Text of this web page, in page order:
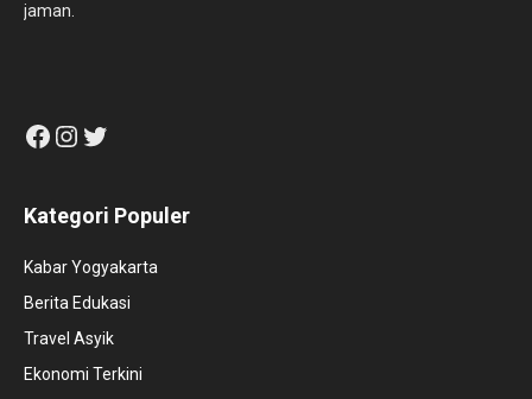
jaman.
Facebook
Instagram
Twitter
Kategori Populer
Kabar Yogyakarta
Berita Edukasi
Travel Asyik
Ekonomi Terkini